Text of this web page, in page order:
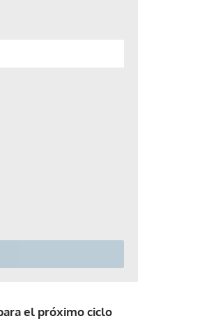
el próximo ciclo